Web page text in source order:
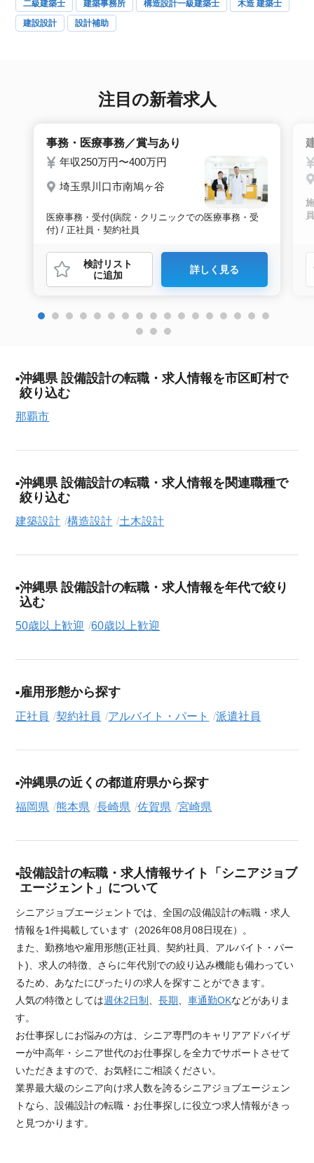
二級建築士 建築事務所 構造設計一級建築士
木造 建築士
建設設計
設計補助
注目の新着求人
事務・医療事務／賞与あり
年収250万円〜400万円
埼玉県川口市南鳩ヶ谷
医療事務・受付(病院・クリニックでの医療事務・受
付) / 正社員・契約社員
検討リスト
に追加
詳しく見る
員
沖縄県 設備設計の転職・求人情報を市区町村で
絞り込む
那覇市
沖縄県 設備設計の転職・求人情報を関連職種で
絞り込む
建築設計 構造設計 土木設計
沖縄県 設備設計の転職・求人情報を年代で絞り
込む
50歳以上歓迎 60歳以上歓迎
雇用形態から探す
正社員 契約社員 アルバイト・パート 派遣社員
沖縄県の近くの都道府県から探す
福岡県 熊本県 長崎県 佐賀県 宮崎県
設備設計の転職・求人情報サイト「シニアジョブ
エージェント」について
シニアジョブエージェントでは、全国の設備設計の転職・求人
情報を1件掲載しています（2026年08月08日現在）。
また、勤務地や雇用形態(正社員、契約社員、アルバイト・パー
ト)、求人の特徴、さらに年代別での絞り込み機能も備わってい
るため、あなたにぴったりの求人を探すことができます。
人気の特徴としては週休2日制 、長期、車通勤OKなどがありま
す。
お仕事探しにお悩みの方は、シニア専門のキャリアアドバイザ
ーが中高年・シニア世代のお仕事探しを全力でサポートさせて
いただきますので、お気軽にご相談ください。
業界最大級のシニア向け求人数を誇るシニアジョブエージェン
トなら、設備設計の転職・お仕事探しに役立つ求人情報がきっ
と見つかります。